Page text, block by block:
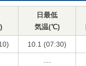
日最低
気温(℃)
10.1 (07:30)
---